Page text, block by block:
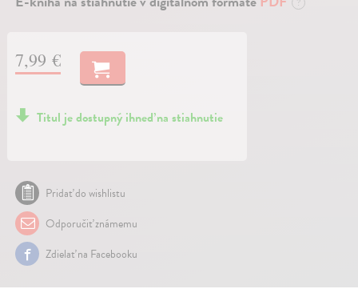
7,99 €
Titul je dostupný ihneď na stiahnutie
Pridať do wishlistu
Odporučiť známemu
Zdielať na Facebooku